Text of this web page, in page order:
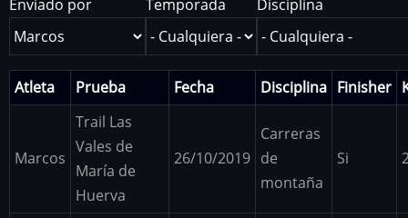
Enviado por Temporada Disciplina
Atleta Prueba Fecha Disciplina Finisher
Marcos
Trail Las
Vales de
María de
Huerva
26/10/2019
Carreras
de
montaña
Si